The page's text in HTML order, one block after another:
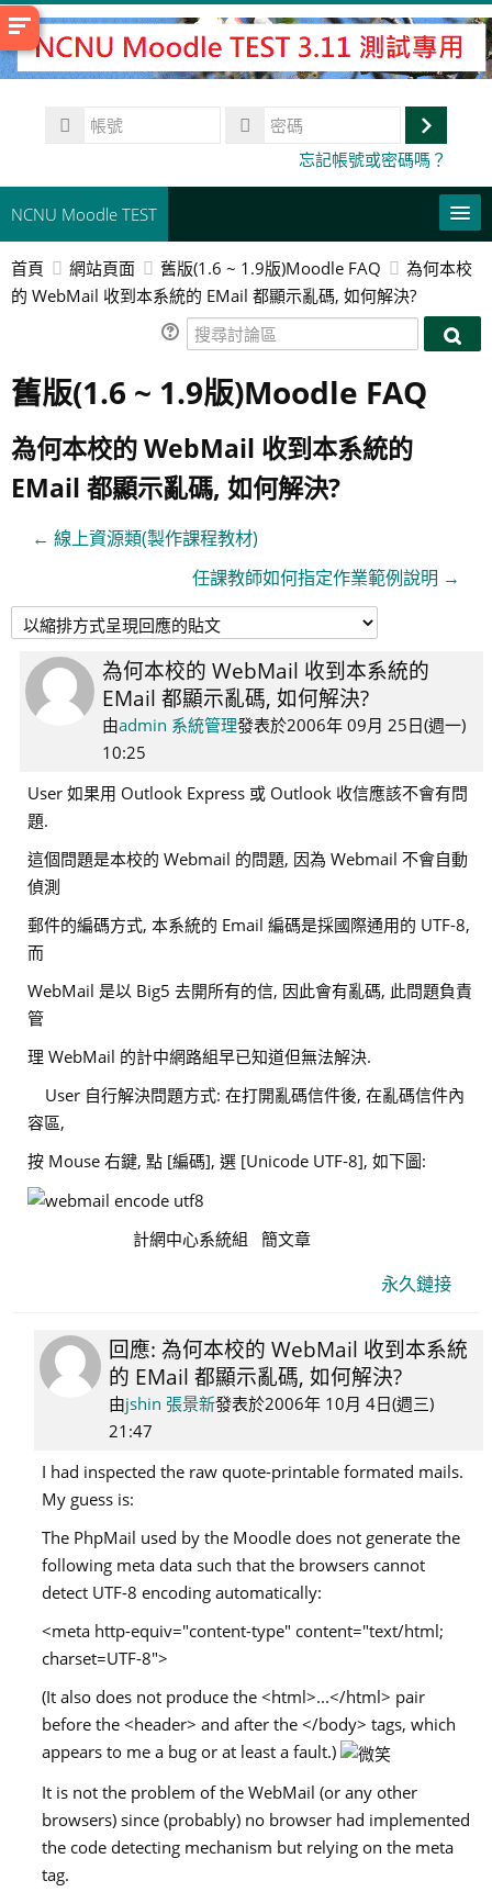
跳
至
主
登
忘記帳號或密碼嗎？
NCNU Moodle TEST
常用連結
尋
課
首頁 網站頁面 舊版(1.6 ~ 1.9版)Moodle FAQ
為何本校
的 WebMail 收到本系統的 EMail 都顯示亂碼, 如何解決?
搜
討
論
搜
舊版(1.6 ~ 1.9版)Moodle FAQ
為何本校的 WebMail 收到本系統的
EMail 都顯示亂碼, 如何解決?
← 線上資源類(製作課程教材)
任課教師如何指定作業範例說明 →
為何本校的 WebMail 收到本系統的
EMail 都顯示亂碼, 如何解決?
由admin 系統管理發表於2006年 09月 25日(週一)
10:25
Number
of
replies:
3
User 如果用 Outlook Express 或 Outlook 收信應該不會有問
題.
這個問題是本校的 Webmail 的問題, 因為 Webmail 不會自動
偵測
郵件的編碼方式, 本系統的 Email 編碼是採國際通用的 UTF-8,
而
WebMail 是以 Big5 去開所有的信, 因此會有亂碼, 此問題負責
管
理 WebMail 的計中網路組早已知道但無法解決.
User 自行解決問題方式: 在打開亂碼信件後, 在亂碼信件內
容區,
按 Mouse 右鍵, 點 [編碼], 選 [Unicode UTF-8], 如下圖:
計網中心系統組 簡文章
永久鏈接
In
reply
to
admin
統
管
理
回應: 為何本校的 WebMail 收到本系統
的 EMail 都顯示亂碼, 如何解決?
由jshin 張景新發表於2006年 10月 4日(週三)
21:47
I had inspected the raw quote-printable formated mails.
My guess is:
The PhpMail used by the Moodle does not generate the
following meta data such that the browsers cannot
detect UTF-8 encoding automatically:
<meta http-equiv="content-type" content="text/html;
charset=UTF-8">
(It also does not produce the <html>...</html> pair
before the <header> and after the </body> tags, which
appears to me a bug or at least a fault.)
It is not the problem of the WebMail (or any other
browsers) since (probably) no browser had implemented
the code detecting mechanism but relying on the meta
tag.